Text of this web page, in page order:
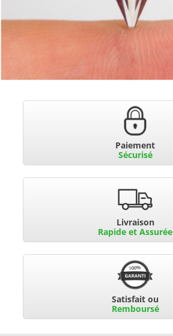
Paiement
Sécurisé
Livraison
Rapide et Assurée
Satisfait ou
Remboursé